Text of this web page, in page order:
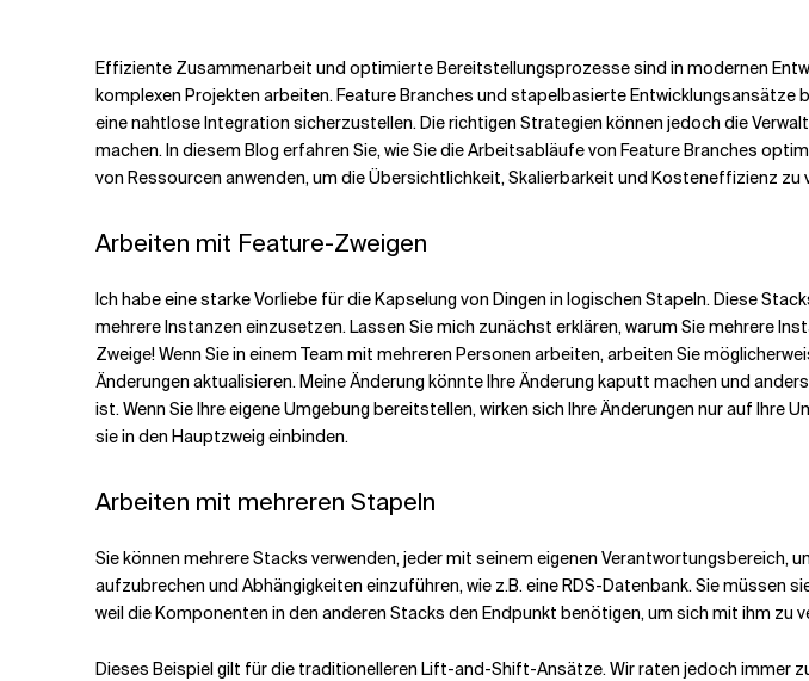
Effiziente Zusammenarbeit und optimierte Bereitstellungsprozesse sind in modernen
komplexen Projekten arbeiten. Feature Branches und stapelbasierte
eine nahtlose Integration sicherzustellen. Die richtigen Strategien können jedoch die
machen. In diesem Blog erfahren Sie, wie Sie die Arbeitsabläufe von Feature Branches
von Ressourcen anwenden, um die Übersichtlichkeit, Skalierbarkeit und Kosteneffizienz zu
Arbeiten mit Feature-Zweigen
Ich habe eine starke Vorliebe für die Kapselung von Dingen in logischen Stapeln. Diese
mehrere Instanzen einzusetzen. Lassen Sie mich zunächst erklären, warum Sie mehrere
Zweige! Wenn Sie in einem Team mit mehreren Personen arbeiten, arbeiten Sie
Änderungen aktualisieren. Meine Änderung könnte Ihre Änderung kaputt machen und
ist. Wenn Sie Ihre eigene Umgebung bereitstellen, wirken sich Ihre Änderungen nur auf Ihre
sie in den Hauptzweig einbinden.
Arbeiten mit mehreren Stapeln
Sie können mehrere Stacks verwenden, jeder mit seinem eigenen Verantwortungsbereich,
aufzubrechen und Abhängigkeiten einzuführen, wie z.B. eine RDS-Datenbank. Sie
weil die Komponenten in den anderen Stacks den Endpunkt benötigen, um sich mit ihm zu
Dieses Beispiel gilt für die traditionelleren Lift-and-Shift-Ansätze. Wir raten jedoch immer